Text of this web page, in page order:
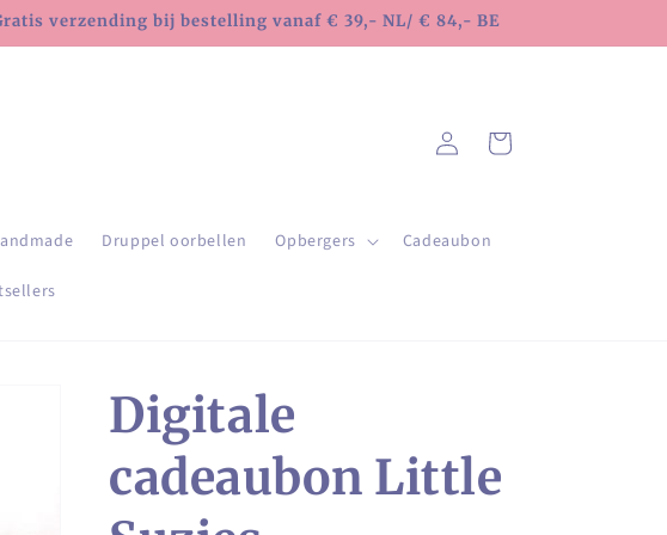
verzending bij bestelling vanaf € 39,- NL/ € 84,- BE
Druppel oorbellen Opbergers Cadeaubon
InloggenWinkelwagen
Digitale
cadeaubon Little